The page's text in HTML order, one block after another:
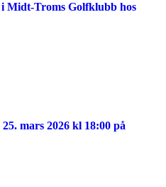
Midt-Troms Golfklubb hos
mars 2026 kl 18:00 på